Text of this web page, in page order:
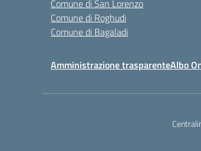
Comune di San Lorenzo
Comune di Roghudi
Comune di Bagaladi
Amministrazione trasparenteAlbo